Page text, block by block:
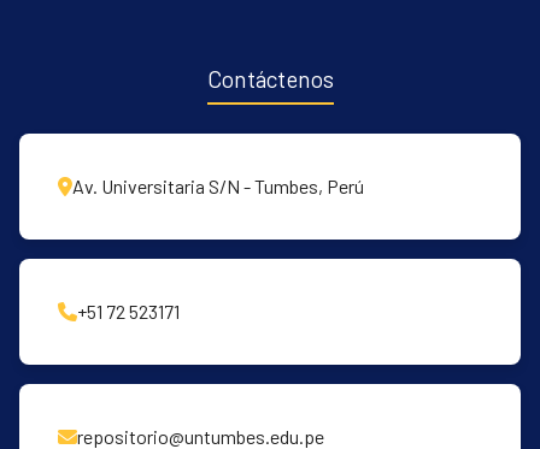
Contáctenos
Av. Universitaria S/N - Tumbes, Perú
+51 72 523171
repositorio@untumbes.edu.pe